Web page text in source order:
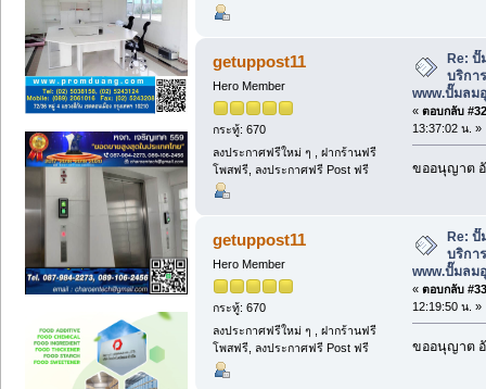
getuppost11
Hero Member
กระทู้: 670
ลงประกาศฟรีใหม่ ๆ , ฝากร้านฟรี
โพสฟรี, ลงประกาศฟรี Post ฟรี
Re: ปั๊
บริกา
www.ปั๊มลม
« ตอบกลับ
13:37:02 น. »
ขออนุญาต
getuppost11
Hero Member
กระทู้: 670
ลงประกาศฟรีใหม่ ๆ , ฝากร้านฟรี
โพสฟรี, ลงประกาศฟรี Post ฟรี
Re: ปั๊
บริกา
www.ปั๊มลม
« ตอบกลับ
12:19:50 น. »
ขออนุญาต